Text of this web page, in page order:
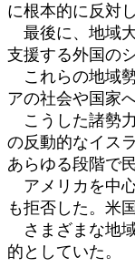
に根本的に反対
最後に、地域
支援する外国の
これらの地域
アの社会や国家
こうした諸勢
の反動的なイス
あらゆる段階で
アメリカを中
も拒否した。米
さまざまな地
的としていた。